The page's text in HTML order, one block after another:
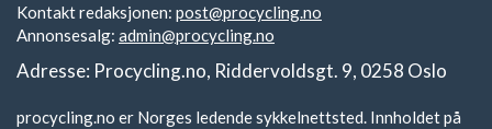
Kontakt redaksjonen: post@procycling.no
Annonsesalg: admin@procycling.no
Adresse: Procycling.no, Riddervoldsgt. 9, 0258 Oslo
procycling.no er Norges ledende sykkelnettsted. Innholdet på